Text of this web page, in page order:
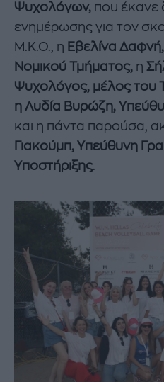
Ψυχολόγων, που έκανε
ενημέρωσης για τον
Μ.Κ.Ο., η Εβελίνα Δαφνή,
Νομικού Τμήματος, η
Ψυχολόγος, μέλος του
η Λυδία Βυρώζη,
και η πάντα παρούσα,
Γιακούμπ, Υπεύθυνη
Υποστήριξης.